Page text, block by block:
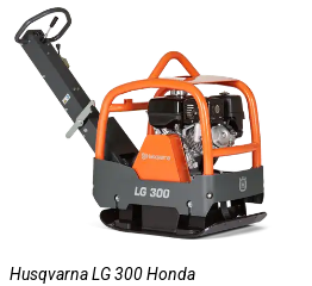
Husqvarna LG 300 Honda